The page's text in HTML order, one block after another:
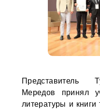
Представитель
Мередов принял
литературы и